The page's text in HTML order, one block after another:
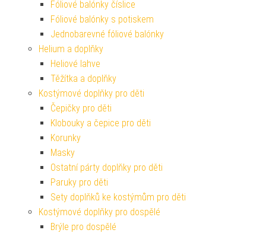
Fóliové balónky číslice
Fóliové balónky s potiskem
Jednobarevné fóliové balónky
Helium a doplňky
Heliové lahve
Těžítka a doplňky
Kostýmové doplňky pro děti
Čepičky pro děti
Klobouky a čepice pro děti
Korunky
Masky
Ostatní párty doplňky pro děti
Paruky pro děti
Sety doplňků ke kostýmům pro děti
Kostýmové doplňky pro dospělé
Brýle pro dospělé